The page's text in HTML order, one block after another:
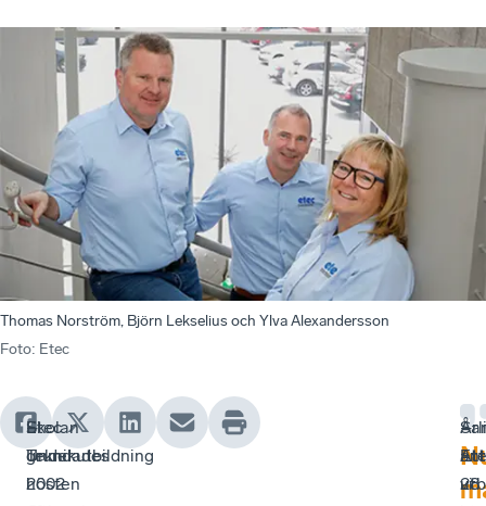
Thomas Norström, Björn Lekselius och Ylva Alexandersson
Foto: Etec
Etec
Teknikutbildning
i
–
Under
hösten
Skolan
grundades
2002
–
Att
vi
28